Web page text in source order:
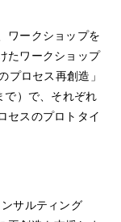
ワークショップを
たワークショップ
プロセス再創造」
で）で、それぞれ
セスのプロトタイ
サルティング